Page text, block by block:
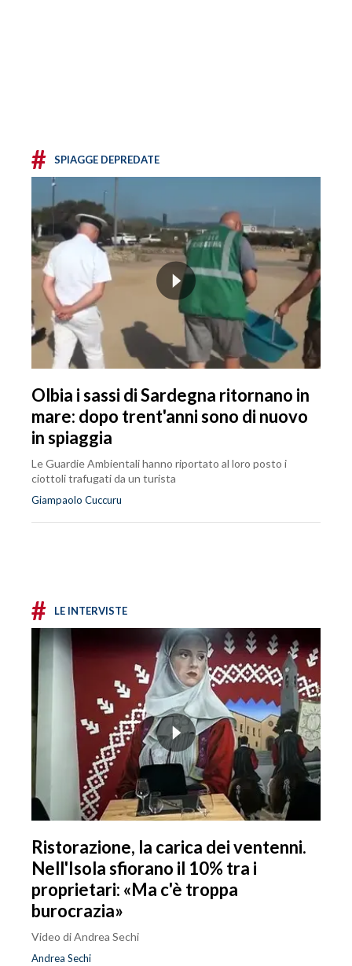
# SPIAGGE DEPREDATE
Olbia i sassi di Sardegna ritornano in
mare: dopo trent'anni sono di nuovo
in spiaggia
Le Guardie Ambientali hanno riportato al loro posto i
ciottoli trafugati da un turista
Giampaolo Cuccuru
# LE INTERVISTE
Ristorazione, la carica dei ventenni.
Nell'Isola sfiorano il 10% tra i
proprietari: «Ma c'è troppa
burocrazia»
Video di Andrea Sechi
Andrea Sechi